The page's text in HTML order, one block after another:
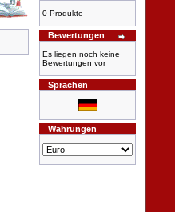
0 Produkte
Bewertungen
Es liegen noch keine
Bewertungen vor
Sprachen
Währungen